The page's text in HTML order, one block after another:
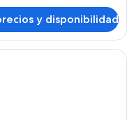
y disponibilidad
de hotel con una cama